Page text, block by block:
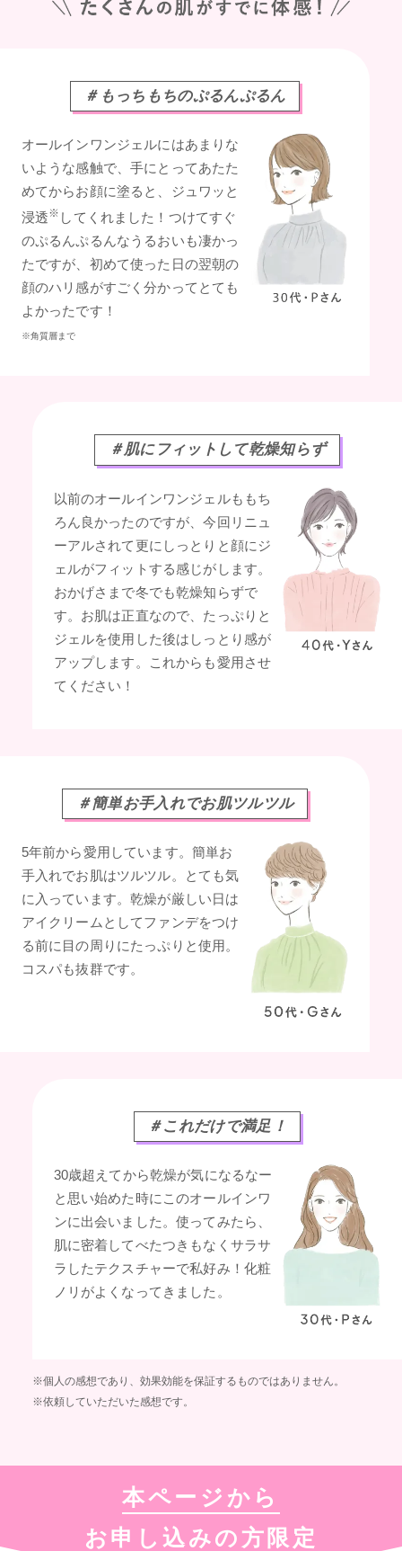
＃もっちもちのぷるんぷるん
オールインワンジェルにはあまりな
いような感触で、手にとってあたた
めてからお顔に塗ると、ジュワッと
浸透※ してくれました！つけてすぐ
のぷるんぷるんなうるおいも凄かっ
たですが、初めて使った日の翌朝の
顔のハリ感がすごく分かってとても
よかったです！
※角質層まで
＃肌にフィットして乾燥知らず
以前のオールインワンジェルももち
ろん良かったのですが、今回リニュ
ーアルされて更にしっとりと顔にジ
ェルがフィットする感じがします。
おかげさまで冬でも乾燥知らずで
す。お肌は正直なので、たっぷりと
ジェルを使用した後はしっとり感が
アップします。これからも愛用させ
てください！
＃簡単お手入れでお肌ツルツル
5年前から愛用しています。簡単お
手入れでお肌はツルツル。とても気
に入っています。乾燥が厳しい日は
アイクリームとしてファンデをつけ
る前に目の周りにたっぷりと使用。
コスパも抜群です。
＃これだけで満足！
30歳超えてから乾燥が気になるなー
と思い始めた時にこのオールインワ
ンに出会いました。使ってみたら、
肌に密着してべたつきもなくサラサ
ラしたテクスチャーで私好み！化粧
ノリがよくなってきました。
※個人の感想であり、効果効能を保証するものではありません。
※依頼していただいた感想です。
本ページから
お申し込みの方限定